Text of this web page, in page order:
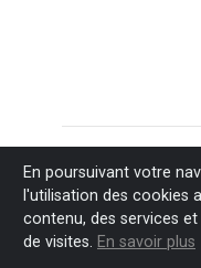
Combien ça coûte
Espace conseil
En poursuivant votre
l'utilisation des cookies
contenu, des services
de visites. En savoir plus